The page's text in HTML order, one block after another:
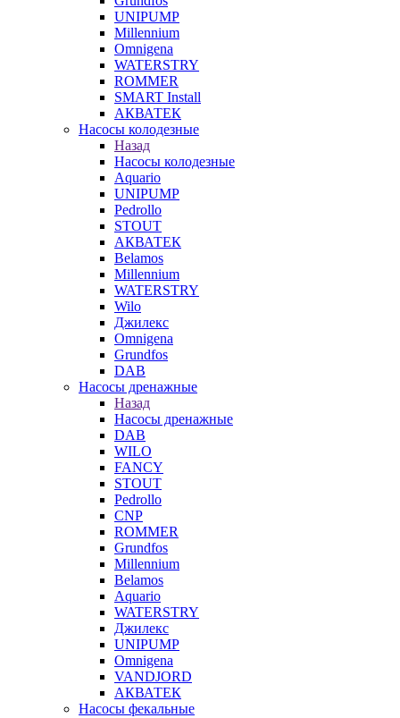
UNIPUMP
Millennium
Omnigena
WATERSTRY
ROMMER
SMART Install
АКВАТЕК
Насосы колодезные
Назад
Насосы колодезные
Aquario
UNIPUMP
Pedrollo
STOUT
АКВАТЕК
Belamos
Millennium
WATERSTRY
Wilo
Джилекс
Omnigena
Grundfos
DAB
Насосы дренажные
Назад
Насосы дренажные
DAB
WILO
FANCY
STOUT
Pedrollo
CNP
ROMMER
Grundfos
Millennium
Belamos
Aquario
WATERSTRY
Джилекс
UNIPUMP
Omnigena
VANDJORD
АКВАТЕК
Насосы фекальные